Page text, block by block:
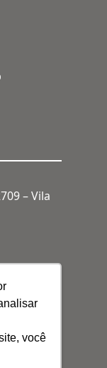
você
– Vila